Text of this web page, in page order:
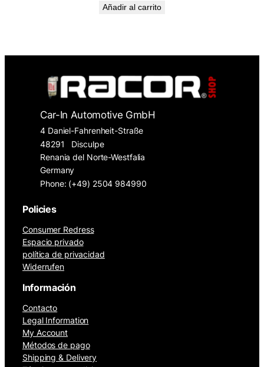
Añadir al carrito
Car-In Automotive GmbH
4 Daniel-Fahrenheit-Straße
48291
Disculpe
Renania del Norte-Westfalia
Germany
Phone: (+49) 2504 984990
Policies
Consumer Redress
Espacio privado
política de privacidad
Widerrufen
Información
Contacto
Legal Information
My Account
Métodos de pago
Shipping & Delivery